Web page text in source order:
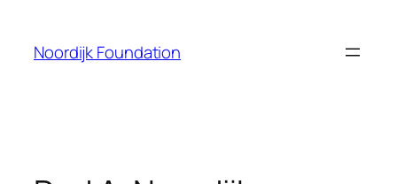
content
Noordijk Foundation